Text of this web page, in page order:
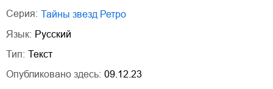
Серия:
Тайны звезд Ретро
Язык: Русский
Тип: Текст
Опубликовано здесь: 09.12.23